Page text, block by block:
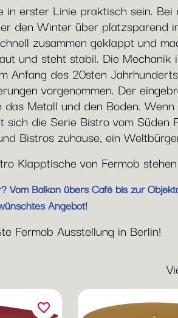
in erster Linie praktisch sein.
den Winter über platzsparend
zusammen geklappt und
und steht stabil. Die
Anfang des 20sten
vorgenommen. Der
das Metall und den Boden.
sich die Serie Bistro vom
Bistros zuhause, ein
Klapptische von Fermob
Vom Balkon übers Café bis zur
Angebot!
Fermob Ausstellung in Berlin!
favorite_border